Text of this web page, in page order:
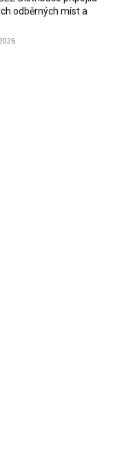
odběrných míst a